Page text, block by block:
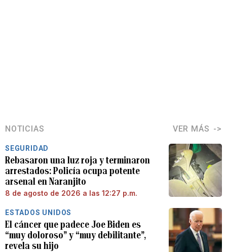
NOTICIAS VER MÁS
SEGURIDAD
Rebasaron una luz roja y terminaron
arrestados: Policía ocupa potente
arsenal en Naranjito
8 de agosto de 2026 a las 12:27 p.m.
ESTADOS UNIDOS
El cáncer que padece Joe Biden es
“muy doloroso” y “muy debilitante”,
revela su hijo